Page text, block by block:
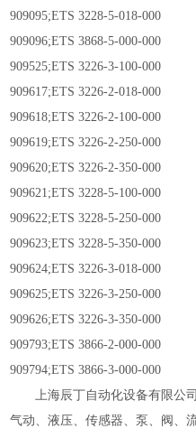
909095;ETS 3228-5-018-000
909096;ETS 3868-5-000-000
909525;ETS 3226-3-100-000
909617;ETS 3226-2-018-000
909618;ETS 3226-2-100-000
909619;ETS 3226-2-250-000
909620;ETS 3226-2-350-000
909621;ETS 3228-5-100-000
909622;ETS 3228-5-250-000
909623;ETS 3228-5-350-000
909624;ETS 3226-3-018-000
909625;ETS 3226-3-250-000
909626;ETS 3226-3-350-000
909793;ETS 3866-2-000-000
909794;ETS 3866-3-000-000
上海辰丁自动化设备有限公
气动、液压、传感器、泵 、 阀 、